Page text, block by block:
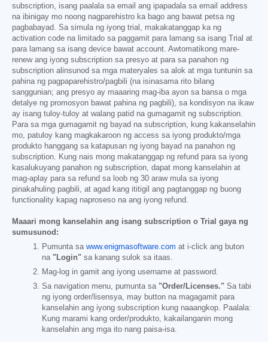
subscription, isang paalala sa email ang ipapadala sa email address
na ibinigay mo noong nagparehistro ka bago ang bawat petsa ng
pagbabayad. Sa simula ng iyong trial, makakatanggap ka ng
activation code na limitado sa paggamit para lamang sa isang Trial at
para lamang sa isang device bawat account. Awtomatikong mare-
renew ang iyong subscription sa presyo at para sa panahon ng
subscription alinsunod sa mga materyales sa alok at mga tuntunin sa
pahina ng pagpaparehistro/pagbili (na isinasama rito bilang
sanggunian; ang presyo ay maaaring mag-iba ayon sa bansa o mga
detalye ng promosyon bawat pahina ng pagbili), sa kondisyon na ikaw
ay isang tuloy-tuloy at walang patid na gumagamit ng subscription.
Para sa mga gumagamit ng bayad na subscription, kung kakanselahin
mo, patuloy kang magkakaroon ng access sa iyong produkto/mga
produkto hanggang sa katapusan ng iyong bayad na panahon ng
subscription. Kung nais mong makatanggap ng refund para sa iyong
kasalukuyang panahon ng subscription, dapat mong kanselahin at
mag-aplay para sa refund sa loob ng 30 araw mula sa iyong
pinakahuling pagbili, at agad kang ititigil ang pagtanggap ng buong
functionality kapag naproseso na ang iyong refund.
Maaari mong kanselahin ang isang subscription o Trial gaya ng
sumusunod:
Pumunta sa www.enigmasoftware.com at i-click ang buton
na "Login" sa kanang sulok sa itaas.
Mag-log in gamit ang iyong username at password.
Sa navigation menu, pumunta sa "Order/Licenses." Sa tabi
ng iyong order/lisensya, may button na magagamit para
kanselahin ang iyong subscription kung naaangkop. Paalala:
Kung marami kang order/produkto, kakailanganin mong
kanselahin ang mga ito nang paisa-isa.